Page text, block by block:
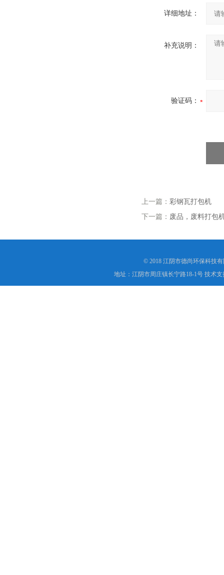
详细地址：
补充说明：
验证码：
上一篇： 彩钢瓦打包机
下一篇： 废品，废料打包
© 2018 江阴市德尚环保科技
地址：江阴市周庄镇长宁路18-1号 技术